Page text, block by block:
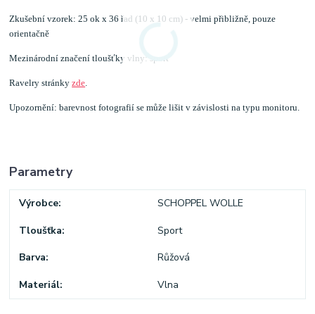
Zkušební vzorek: 25 ok x 36 řad (10 x 10 cm) - velmi přibližně, pouze
orientačně
Mezinárodní značení tloušťky vlny: sport
Ravelry stránkyzde
Upozornění: barevnost fotografií se může lišit v závislosti na typu monitoru.
Parametry
Výrobce SCHOPPEL WOLLE
Tloušťka Sport
Barva Růžová
Materiál Vlna